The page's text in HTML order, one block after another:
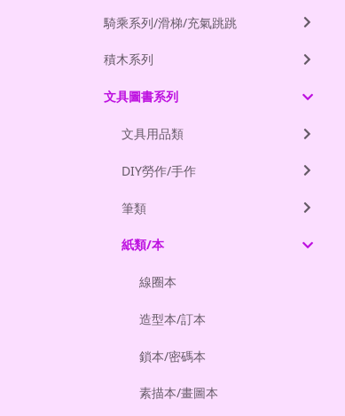
騎乘系列/滑梯/充氣跳跳
積木系列
文具圖書系列
文具用品類
DIY勞作/手作
筆類
紙類/本
線圈本
造型本/訂本
鎖本/密碼本
素描本/畫圖本